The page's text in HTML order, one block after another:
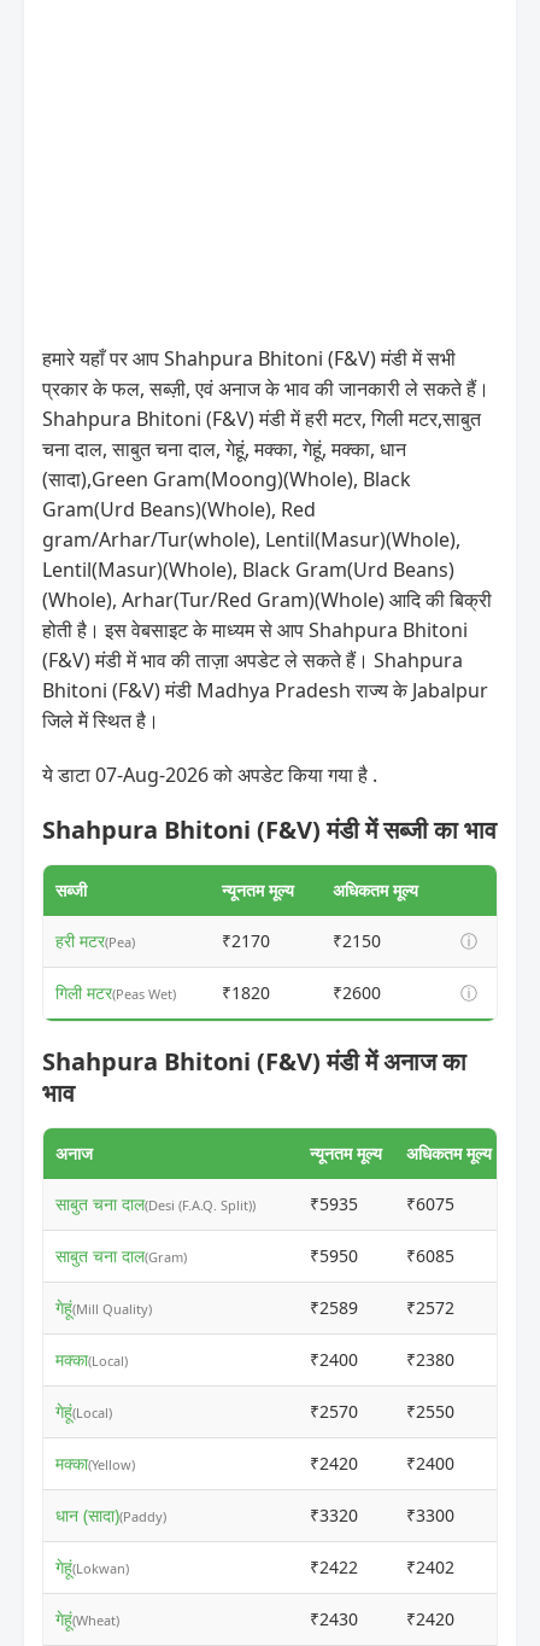
हमारे यहाँ पर आप Shahpura Bhitoni (F&V) मंडी में सभी
प्रकार के फल, सब्ज़ी, एवं अनाज के भाव की जानकारी ले सकते हैं।
Shahpura Bhitoni (F&V) मंडी में हरी मटर, गिली मटर,साबुत
चना दाल, साबुत चना दाल, गेहूं, मक्का, गेहूं, मक्का, धान
(सादा),Green Gram(Moong)(Whole), Black
Gram(Urd Beans)(Whole), Red
gram/Arhar/Tur(whole), Lentil(Masur)(Whole),
Lentil(Masur)(Whole), Black Gram(Urd Beans)
(Whole), Arhar(Tur/Red Gram)(Whole) आदि की बिक्री
होती है। इस वेबसाइट के माध्यम से आप Shahpura Bhitoni
(F&V) मंडी में भाव की ताज़ा अपडेट ले सकते हैं। Shahpura
Bhitoni (F&V) मंडी Madhya Pradesh राज्य के Jabalpur
जिले में स्थित है।
ये डाटा 07-Aug-2026 को अपडेट किया गया है .
Shahpura Bhitoni (F&V) मंडी में सब्जी का भाव
सब्जी न्यूनतम मूल्य अधिकतम मूल्य
हरी मटर(Pea) ₹2170 ₹2150 ⓘ
गिली मटर(Peas Wet) ₹1820 ₹2600 ⓘ
Shahpura Bhitoni (F&V) मंडी में अनाज का
भाव
अनाज न्यूनतम मूल्य अधिकतम मूल्य
साबुत चना दाल(Desi (F.A.Q. Split)) ₹5935 ₹6075
साबुत चना दाल(Gram) ₹5950 ₹6085
गेहूं(Mill Quality) ₹2589 ₹2572
मक्का(Local) ₹2400 ₹2380
गेहूं(Local) ₹2570 ₹2550
मक्का(Yellow) ₹2420 ₹2400
धान (सादा)(Paddy) ₹3320 ₹3300
गेहूं(Lokwan) ₹2422 ₹2402
गेहूं(Wheat) ₹2430 ₹2420